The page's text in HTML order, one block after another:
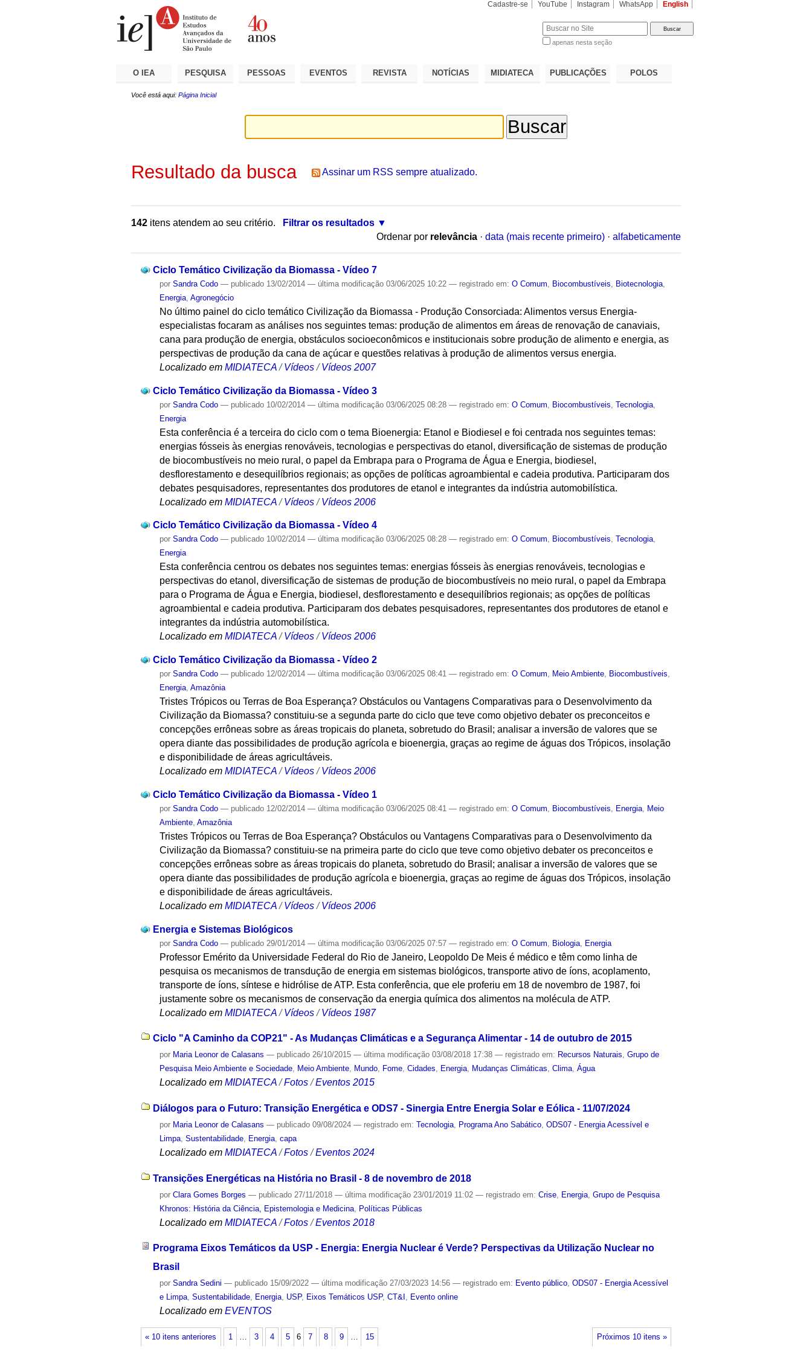
Cadastre-se YouTube Instagram WhatsApp English
apenas nesta seção
O IEA PESQUISA PESSOAS EVENTOS REVISTA NOTÍCIAS MIDIATECA PUBLICAÇÕES POLOS
Você está aqui: Página Inicial
Resultado da busca Assinar um RSS sempre atualizado.
142 itens atendem ao seu critério.
Filtrar os resultados
Ordenar por relevância · data (mais recente primeiro) · alfabeticamente
Ciclo Temático Civilização da Biomassa - Vídeo 7
porSandra Codo — publicado 13/02/2014— última modificação 03/06/2025 10:22— registrado em:O Comum Biocombustíveis Biotecnologia
Energia ,Agronegócio
No último painel do ciclo temático Civilização da Biomassa - Produção Consorciada: Alimentos versus Energia-
especialistas focaram as análises nos seguintes temas: produção de alimentos em áreas de renovação de canaviais,
cana para produção de energia, obstáculos socioeconômicos e institucionais sobre produção de alimento e energia, as
perspectivas de produção da cana de açúcar e questões relativas à produção de alimentos versus energia.
Localizado em MIDIATECA /Vídeos /Vídeos 2007
Ciclo Temático Civilização da Biomassa - Vídeo 3
porSandra Codo — publicado 10/02/2014— última modificação 03/06/2025 08:28— registrado em:O Comum Biocombustíveis ,Tecnologia
Energia
Esta conferência é a terceira do ciclo com o tema Bioenergia: Etanol e Biodiesel e foi centrada nos seguintes temas:
energias fósseis às energias renováveis, tecnologias e perspectivas do etanol, diversificação de sistemas de produção
de biocombustíveis no meio rural, o papel da Embrapa para o Programa de Água e Energia, biodiesel,
desflorestamento e desequilíbrios regionais; as opções de políticas agroambiental e cadeia produtiva. Participaram dos
debates pesquisadores, representantes dos produtores de etanol e integrantes da indústria automobilística.
Localizado em MIDIATECA /Vídeos /Vídeos 2006
Ciclo Temático Civilização da Biomassa - Vídeo 4
porSandra Codo — publicado 10/02/2014— última modificação 03/06/2025 08:28— registrado em:O Comum, Biocombustíveis,Tecnologia,
Energia
Esta conferência centrou os debates nos seguintes temas: energias fósseis às energias renováveis, tecnologias e
perspectivas do etanol, diversificação de sistemas de produção de biocombustíveis no meio rural, o papel da Embrapa
para o Programa de Água e Energia, biodiesel, desflorestamento e desequilíbrios regionais; as opções de políticas
agroambiental e cadeia produtiva. Participaram dos debates pesquisadores, representantes dos produtores de etanol e
integrantes da indústria automobilística.
Localizado em MIDIATECA /Vídeos /Vídeos 2006
Ciclo Temático Civilização da Biomassa - Vídeo 2
porSandra Codo — publicado 12/02/2014— última modificação 03/06/2025 08:41— registrado em:O Comum, Meio Ambiente, Biocombustíveis,
Energia,Amazônia
Tristes Trópicos ou Terras de Boa Esperança? Obstáculos ou Vantagens Comparativas para o Desenvolvimento da
Civilização da Biomassa? constituiu-se a segunda parte do ciclo que teve como objetivo debater os preconceitos e
concepções errôneas sobre as áreas tropicais do planeta, sobretudo do Brasil; analisar a inversão de valores que se
opera diante das possibilidades de produção agrícola e bioenergia, graças ao regime de águas dos Trópicos, insolação
e disponibilidade de áreas agricultáveis.
Localizado em MIDIATECA /Vídeos /Vídeos 2006
Ciclo Temático Civilização da Biomassa - Vídeo 1
porSandra Codo — publicado 12/02/2014— última modificação 03/06/2025 08:41— registrado em:O Comum Biocombustíveis Energia
Meio
Ambiente ,Amazônia
Tristes Trópicos ou Terras de Boa Esperança? Obstáculos ou Vantagens Comparativas para o Desenvolvimento da
Civilização da Biomassa? constituiu-se na primeira parte do ciclo que teve como objetivo debater os preconceitos e
concepções errôneas sobre as áreas tropicais do planeta, sobretudo do Brasil; analisar a inversão de valores que se
opera diante das possibilidades de produção agrícola e bioenergia, graças ao regime de águas dos Trópicos, insolação
e disponibilidade de áreas agricultáveis.
Localizado em MIDIATECA /Vídeos /Vídeos 2006
Energia e Sistemas Biológicos
porSandra Codo — publicado 29/01/2014— última modificação 03/06/2025 07:57— registrado em:O Comum Biologia Energia
Professor Emérito da Universidade Federal do Rio de Janeiro, Leopoldo De Meis é médico e têm como linha de
pesquisa os mecanismos de transdução de energia em sistemas biológicos, transporte ativo de íons, acoplamento,
transporte de íons, síntese e hidrólise de ATP. Esta conferência, que ele proferiu em 18 de novembro de 1987, foi
justamente sobre os mecanismos de conservação da energia química dos alimentos na molécula de ATP.
Localizado em MIDIATECA /Vídeos /Vídeos 1987
Ciclo "A Caminho da COP21" - As Mudanças Climáticas e a Segurança Alimentar - 14 de outubro de 2015
por Maria Leonor de Calasans — publicado 26/10/2015— última modificação 03/08/2018 17:38— registrado em: Recursos Naturais,Grupo de
Pesquisa Meio Ambiente e Sociedade, Meio Ambiente, Mundo, Fome,Cidades, Energia, Mudanças Climáticas,Clima,Água
Localizado em MIDIATECA /Fotos /Eventos 2015
Diálogos para o Futuro: Transição Energética e ODS7 - Sinergia Entre Energia Solar e Eólica - 11/07/2024
por Maria Leonor de Calasans — publicado 09/08/2024— registrado em:Tecnologia Programa Ano Sabático ,ODS07 - Energia Acessível e
Limpa ,Sustentabilidade Energia ,capa
Localizado em MIDIATECA /Fotos /Eventos 2024
Transições Energéticas na História no Brasil - 8 de novembro de 2018
porClara Gomes Borges — publicado 27/11/2018— última modificação 23/01/2019 11:02— registrado em:Crise Energia ,Grupo de Pesquisa
Khronos: História da Ciência, Epistemologia e Medicina Políticas Públicas
Localizado em MIDIATECA /Fotos /Eventos 2018
Programa Eixos Temáticos da USP - Energia: Energia Nuclear é Verde? Perspectivas da Utilização Nuclear no
Brasil
porSandra Sedini — publicado 15/09/2022— última modificação 27/03/2023 14:56— registrado em: Evento público,ODS07 - Energia Acessível
e Limpa,Sustentabilidade, Energia, USP, Eixos Temáticos USP,CT&I , Evento online
Localizado em EVENTOS
« 10 itens anteriores Próximos 10 itens »
1 3 4 5 6 7 8 9 15